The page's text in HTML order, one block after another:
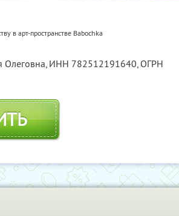
в арт-пространстве Babochka
Олеговна,ИНН 782512191640, ОГРН